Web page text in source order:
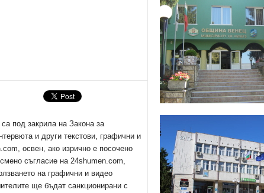
под закрила на Закона за
и други текстови, графични и
освен, ако изрично е посочено
съгласие на 24shumen.com,
на графични и видео
ще бъдат санкционирани с